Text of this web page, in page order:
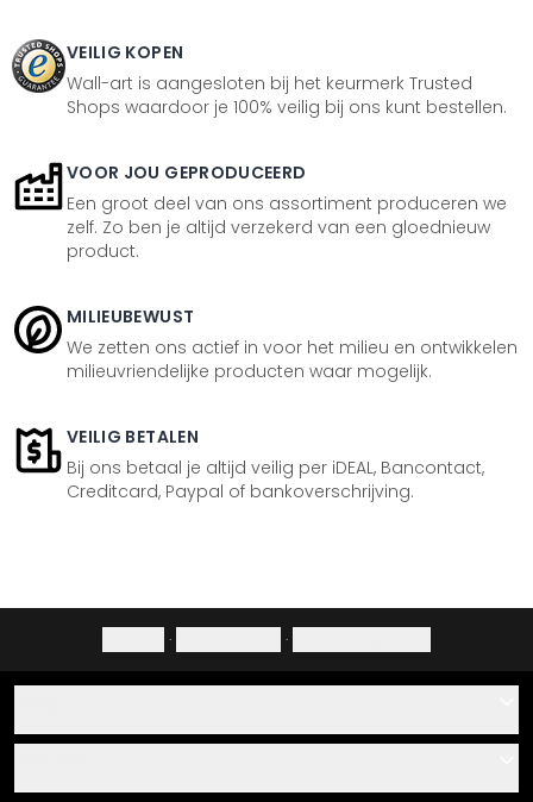
VEILIG KOPEN
Wall-art is aangesloten bij het keurmerk Trusted
Shops waardoor je 100% veilig bij ons kunt bestellen.
VOOR JOU GEPRODUCEERD
Een groot deel van ons assortiment produceren we
zelf. Zo ben je altijd verzekerd van een gloednieuw
product.
MILIEUBEWUST
We zetten ons actief in voor het milieu en ontwikkelen
milieuvriendelijke producten waar mogelijk.
VEILIG BETALEN
Bij ons betaal je altijd veilig per iDEAL, Bancontact,
Creditcard, Paypal of bankoverschrijving.
· ·
Over ons